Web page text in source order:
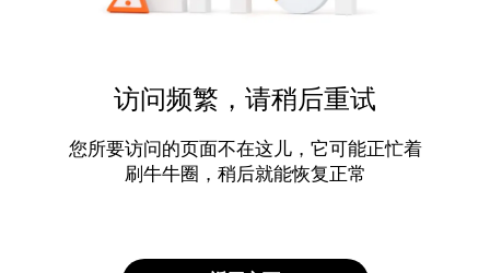
访问频繁，请稍后重试
您所要访问的页面不在这儿，它可能正忙着
刷牛牛圈，稍后就能恢复正常